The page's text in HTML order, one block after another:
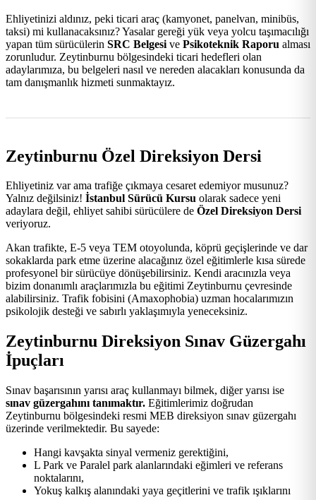
Ehliyetinizi aldınız, peki ticari araç (kamyonet, panelvan, minibüs,
taksi) mi kullanacaksınız? Yasalar gereği yük veya yolcu taşımacılığı
yapan tüm sürücülerin SRC Belgesi ve Psikoteknik Raporu alması
zorunludur. Zeytinburnu bölgesindeki ticari hedefleri olan
adaylarımıza, bu belgeleri nasıl ve nereden alacakları konusunda da
tam danışmanlık hizmeti sunmaktayız.
Zeytinburnu Özel Direksiyon Dersi
Ehliyetiniz var ama trafiğe çıkmaya cesaret edemiyor musunuz?
Yalnız değilsiniz! İstanbul Sürücü Kursu olarak sadece yeni
adaylara değil, ehliyet sahibi sürücülere de Özel Direksiyon Dersi
veriyoruz.
Akan trafikte, E-5 veya TEM otoyolunda, köprü geçişlerinde ve dar
sokaklarda park etme üzerine alacağınız özel eğitimlerle kısa sürede
profesyonel bir sürücüye dönüşebilirsiniz. Kendi aracınızla veya
bizim donanımlı araçlarımızla bu eğitimi Zeytinburnu çevresinde
alabilirsiniz. Trafik fobisini (Amaxophobia) uzman hocalarımızın
psikolojik desteği ve sabırlı yaklaşımıyla yeneceksiniz.
Zeytinburnu Direksiyon Sınav Güzergahı
İpuçları
Sınav başarısının yarısı araç kullanmayı bilmek, diğer yarısı ise
sınav güzergahını tanımaktır. Eğitimlerimiz doğrudan
Zeytinburnu bölgesindeki resmi MEB direksiyon sınav güzergahı
üzerinde verilmektedir. Bu sayede:
Hangi kavşakta sinyal vermeniz gerektiğini,
L Park ve Paralel park alanlarındaki eğimleri ve referans
noktalarını,
Yokuş kalkış alanındaki yaya geçitlerini ve trafik ışıklarını